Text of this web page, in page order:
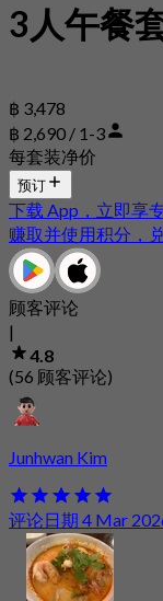
3人午餐
฿ 3,478
฿ 2,690 / 1-3
每套装净价
预订
下载 App，立即享
赚取并使用积分，
顾客评论
|
4.8
(56 顾客评论)
Junhwan Kim
评论日期 4 Mar